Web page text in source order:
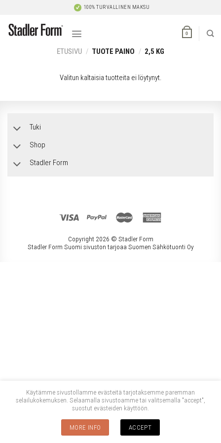
content
100% TURVALLINEN MAKSU
0
ETUSIVU / TUOTE PAINO / 2,5 KG
Valitun kaltaisia tuotteita ei löytynyt.
Tuki
Shop
Stadler Form
Copyright 2026 © Stadler Form
Stadler Form Suomi sivuston tarjoaa Suomen Sähkötuonti Oy
Käytämme sivustollamme evästeitä tarjotaksemme paremman
selailukokemuksen. Selaamalla sivustoamme tai valitsemalla "accept",
suostut evästeiden käyttöön.
MORE INFO ACCEPT